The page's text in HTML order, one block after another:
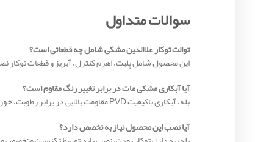
سوالات متداول
توالت توکار علاالدین مشکی شامل چه قطعاتی است؟
این محصول شامل پلیت، اهرم کنترل، آبریز و قطعات
آیا آبکاری مشکی مات در برابر تغییر رنگ مقاوم است؟
بله، آبکاری باکیفیت PVD مقاومت بالایی در برابر رطوبت، خوردگی، خط و خش و تغییر رنگ دارد.
آیا نصب این محصول نیاز به تخصص دارد؟